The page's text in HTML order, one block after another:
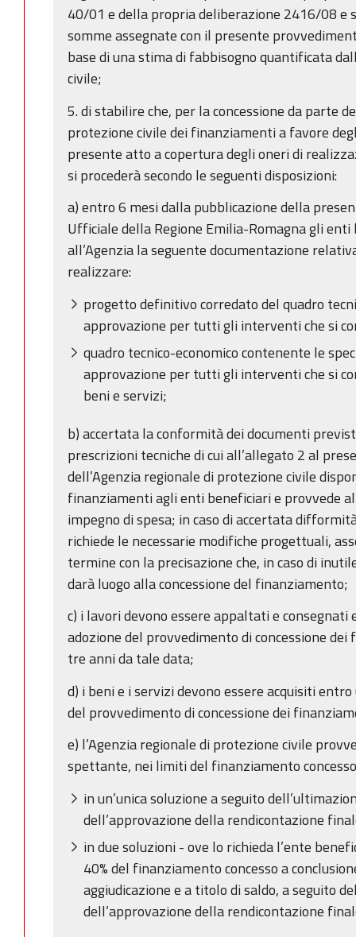
40/01 e della propria deliberazione 2416/08 e
somme assegnate con il presente
base di una stima di fabbisogno quantificata
civile;
5. di stabilire che, per la concessione da parte
protezione civile dei finanziamenti a favore
presente atto a copertura degli oneri di
si procederà secondo le seguenti disposizioni:
a) entro 6 mesi dalla pubblicazione della
Ufficiale della Regione Emilia-Romagna gli
all’Agenzia la seguente documentazione
realizzare:
progetto definitivo corredato del quadro
approvazione per tutti gli interventi che si
quadro tecnico-economico contenente le
approvazione per tutti gli interventi che si
beni e servizi;
b) accertata la conformità dei documenti
prescrizioni tecniche di cui all’allegato 2 al
dell’Agenzia regionale di protezione civile
finanziamenti agli enti beneficiari e provvede
impegno di spesa; in caso di accertata
richiede le necessarie modifiche progettuali,
termine con la precisazione che, in caso di
darà luogo alla concessione del finanziamento;
c) i lavori devono essere appaltati e
adozione del provvedimento di concessione
tre anni da tale data;
d) i beni e i servizi devono essere acquisiti
del provvedimento di concessione dei
e) l’Agenzia regionale di protezione civile
spettante, nei limiti del finanziamento
in un’unica soluzione a seguito
dell’approvazione della rendicontazione
in due soluzioni - ove lo richieda l’ente
40% del finanziamento concesso a
aggiudicazione e a titolo di saldo, a seguito
dell’approvazione della rendicontazione